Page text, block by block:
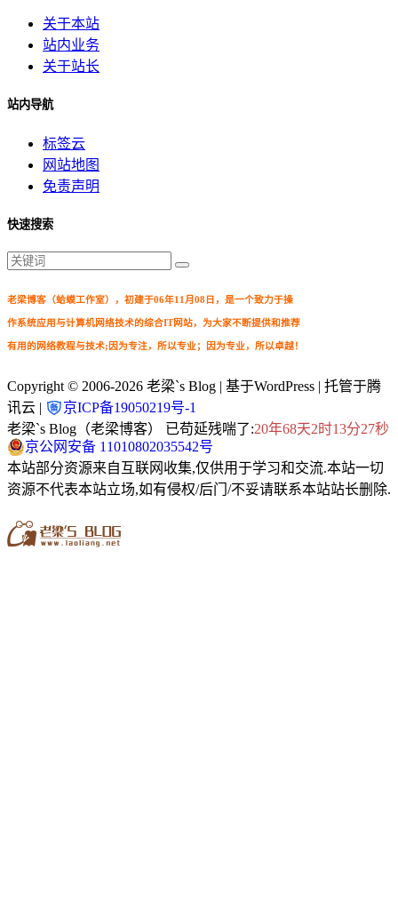
关于本站
站内业务
关于站长
站内导航
标签云
网站地图
免责声明
快速搜索
老梁博客（蛤蟆工作室），初建于06年11月08日，是一个致力于操
作系统应用与计算机网络技术的综合IT网站，为大家不断提供和推荐
有用的网络教程与技术;因为专注，所以专业；因为专业，所以卓越！
Copyright © 2006-2026 老梁`s Blog | 基于WordPress | 托管于腾
讯云 |
京ICP备19050219号-1
老梁`s Blog（老梁博客） 已苟延残喘了:20年68天2时13分28秒
京公网安备 11010802035542号
本站部分资源来自互联网收集,仅供用于学习和交流.本站一切
资源不代表本站立场,如有侵权/后门/不妥请联系本站站长删除.